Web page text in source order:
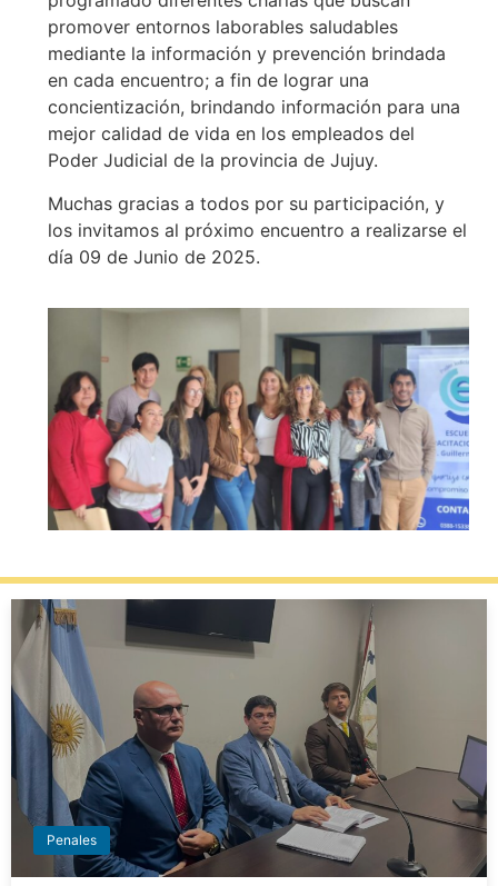
promover entornos laborables saludables
mediante la información y prevención brindada
en cada encuentro; a fin de lograr una
concientización, brindando información para una
mejor calidad de vida en los empleados del
Poder Judicial de la provincia de Jujuy.
Muchas gracias a todos por su participación, y
los invitamos al próximo encuentro a realizarse el
día 09 de Junio de 2025.
Penales